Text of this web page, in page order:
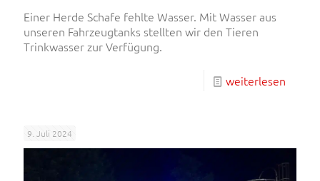
Einer Herde Schafe fehlte Wasser. Mit Wasser aus
unseren Fahrzeugtanks stellten wir den Tieren
Trinkwasser zur Verfügung.
weiterlesen
9. Juli 2024